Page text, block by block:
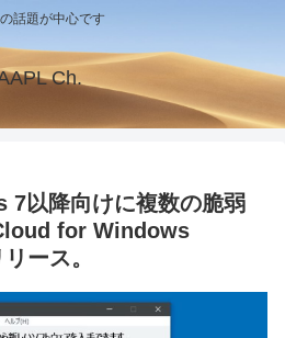
話題が中心です
Ch.
以降向けに複数の脆弱
for Windows
ース。